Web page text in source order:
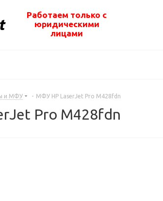
Работаем только с
юридическими
лицами
и МФУ - МФУ HP LaserJet Pro M428fdn
Pro M428fdn